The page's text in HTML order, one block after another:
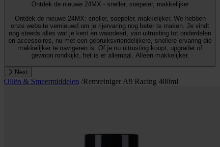
Ontdek de nieuwe 24MX - sneller, soepeler, makkelijker
Ontdek de nieuwe 24MX: sneller, soepeler, makkelijker. We hebben
onze website vernieuwd om je rijervaring nog beter te maken. Je vindt
nog steeds alles wat je kent en waardeert, van uitrusting tot onderdelen
en accessoires, nu met een gebruiksvriendelijkere, snellere ervaring die
makkelijker te navigeren is. Of je nu uitrusting koopt, upgradet of
gewoon rondkijkt, het is er allemaal. Alleen makkelijker.
Next
Oliën & Smeermiddelen /Remreiniger A9 Racing 400ml